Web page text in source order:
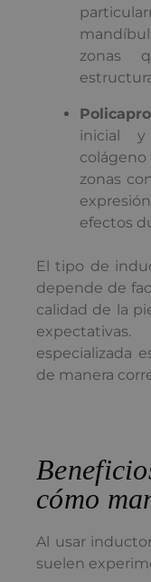
zonas
inicial
colágeno
zonas
efectos
El tipo de
depende de
calidad de la
especializada
de manera
cómo
Al usar
suelen